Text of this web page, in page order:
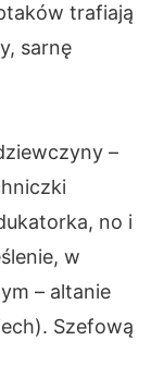
trafiają
sarnę
–
no i
w
– altanie
Szefową